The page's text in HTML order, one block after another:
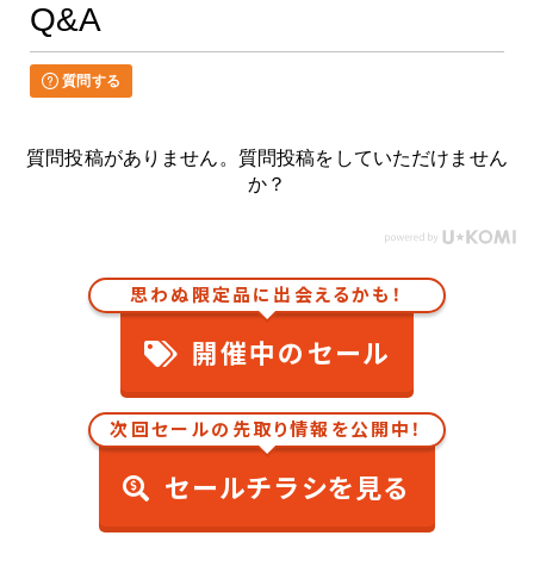
Q&A
質問する
質問投稿がありません。質問投稿をしていただけません
か？
思わぬ限定品に出会えるかも！
開催中のセール
次回セールの先取り情報を公開中！
セールチラシを見る